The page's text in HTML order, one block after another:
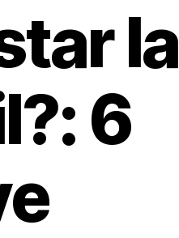
la
6